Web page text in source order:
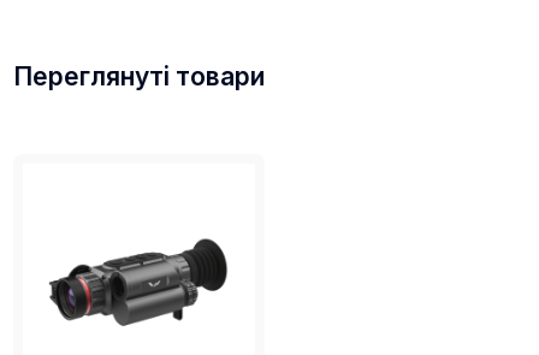
- акумулятор 18650
Переглянуті товари